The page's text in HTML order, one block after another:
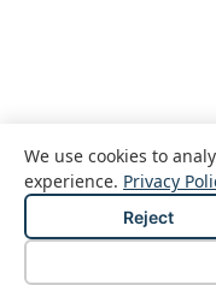
Legal notice
We use cookies to
experience. Privacy
Reject